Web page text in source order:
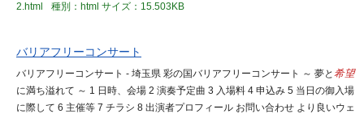
2.html
種別：html サイズ：15.503KB
バリアフリーコンサート
バリアフリーコンサート - 埼玉県 彩の国バリアフリーコンサート ～ 夢と 希望
に満ち溢れて ～ 1 日時、会場 2 演奏予定曲 3 入場料 4 申込み 5 当日の御入場
に際して 6 主催等 7 チラシ 8 出演者プロフィール お問い合わせ より良いウェ